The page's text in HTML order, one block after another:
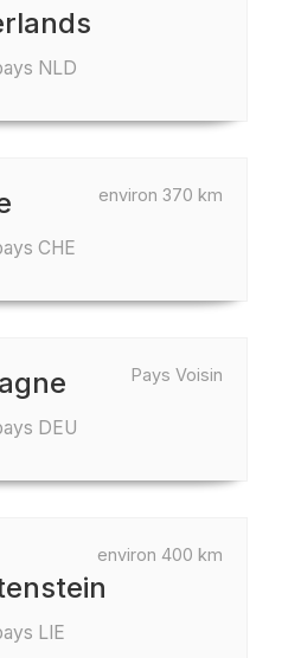
NLD
environ 370 km
CHE
Pays Voisin
DEU
environ 400 km
LIE